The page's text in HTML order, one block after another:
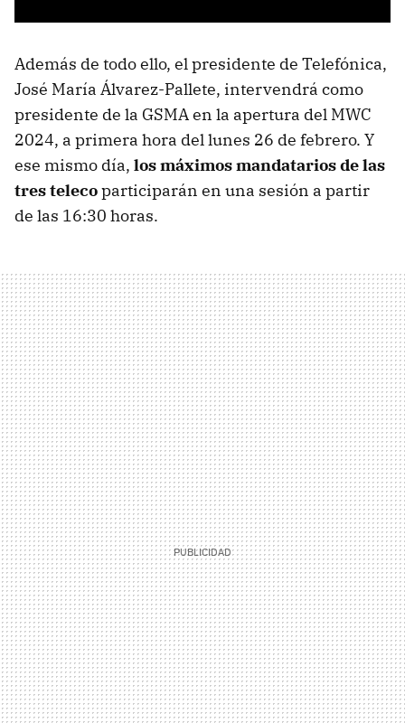
Además de todo ello, el presidente de Telefónica,
José María Álvarez-Pallete, intervendrá como
presidente de la GSMA en la apertura del MWC
2024, a primera hora del lunes 26 de febrero. Y
ese mismo día, los máximos mandatarios de las
tres telecoparticiparán en una sesión a partir
de las 16:30 horas.